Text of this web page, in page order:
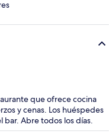
que ofrece cocina
y cenas. Los huéspedes
Abre todos los días.